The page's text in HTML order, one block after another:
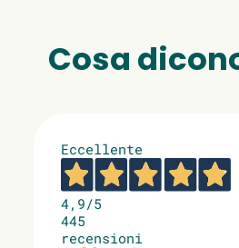
Cosa
Eccellente
4,9/5
445
recensioni